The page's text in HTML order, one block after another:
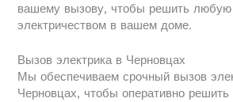
вашему вызову, чтобы решить любую
электричеством в вашем доме.
Вызов электрика в Черновцах
Мы обеспечиваем срочный вызов
Черновцах, чтобы оперативно